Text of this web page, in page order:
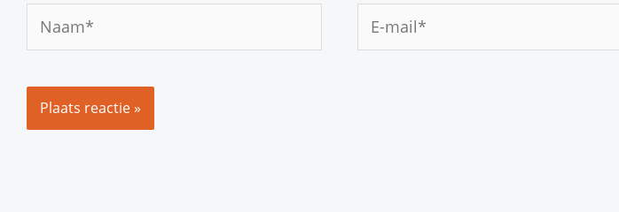
Naam*
mail*